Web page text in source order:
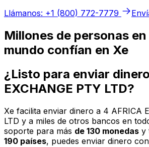
Llámanos: +1 (800) 772-7779
Millones de personas
mundo confían en Xe
¿Listo para enviar
EXCHANGE PTY LTD?
Xe facilita enviar dinero a 4 AFRICA
LTD y a miles de otros bancos en
soporte para más de 130 monedas y
190 países, puedes enviar dinero